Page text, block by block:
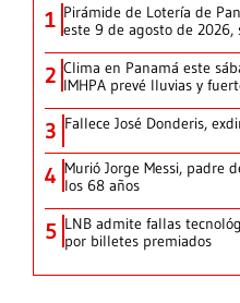
1 Pirámide de Lotería de
este 9 de agosto de 2026,
2 Clima en Panamá este
IMHPA prevé lluvias y
3 Fallece José Donderis,
4 Murió Jorge Messi, padre
los 68 años
5 LNB admite fallas
por billetes premiados